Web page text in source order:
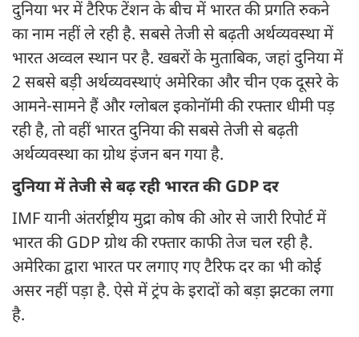
दुनिया भर में टैरिफ टेंशन के बीच में भारत की प्रगति रुकने
का नाम नहीं ले रही है. सबसे तेजी से बढ़ती अर्थव्यवस्था में
भारत अव्वल स्थान पर है. खबरों के मुताबिक, जहां दुनिया में
2 सबसे बड़ी अर्थव्यवस्थाएं अमेरिका और चीन एक दूसरे के
आमने-सामने हैं और ग्लोबल इकोनॉमी की रफ्तार धीमी पड़
रही है, तो वहीं भारत दुनिया की सबसे तेजी से बढ़ती
अर्थव्यवस्था का ग्रोथ इंजन बन गया है.
दुनिया में तेजी से बढ़ रही भारत की GDP दर
IMF यानी अंतर्राष्ट्रीय मुद्रा कोष की ओर से जारी रिपोर्ट में
भारत की GDP ग्रोथ की रफ्तार काफी तेज चल रही है.
अमेरिका द्वारा भारत पर लगाए गए टैरिफ दर का भी कोई
असर नहीं पड़ा है. ऐसे में ट्रंप के इरादों को बड़ा झटका लगा
है.